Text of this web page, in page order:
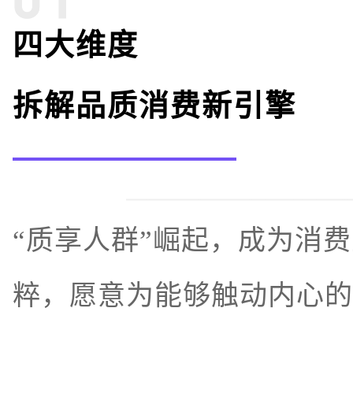
四大维度
拆解品质消费新引擎
“质享人群”崛起，成为消
粹，愿意为能够触动内心